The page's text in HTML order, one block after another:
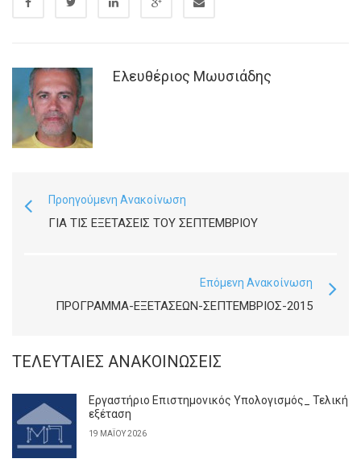
Ελευθέριος Μωυσιάδης
Προηγούμενη Ανακοίνωση
ΓΙΑ ΤΙΣ ΕΞΕΤΑΣΕΙΣ ΤΟΥ ΣΕΠΤΕΜΒΡΙΟΥ
Επόμενη Ανακοίνωση
ΠΡΟΓΡΑΜΜΑ-ΕΞΕΤΑΣΕΩΝ-ΣΕΠΤΕΜΒΡΙΟΣ-2015
ΤΕΛΕΥΤΑΊΕΣ ΑΝΑΚΟΙΝΏΣΕΙΣ
Εργαστήριο Επιστημονικός Υπολογισμός_ Τελική
εξέταση
19 ΜΑΪ́ΟΥ 2026